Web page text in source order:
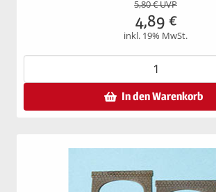
5,80€ UVP
4,89 €
inkl. 19% MwSt.
In den Warenkorb